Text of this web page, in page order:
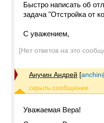
Быстро написать об
задача "Отстройка от
С уважением,
[Нет ответов на это
Анучин Андрей [
Уважаемая Вера!